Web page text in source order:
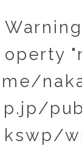
Warning
operty
me/
p.jp/
kswp/